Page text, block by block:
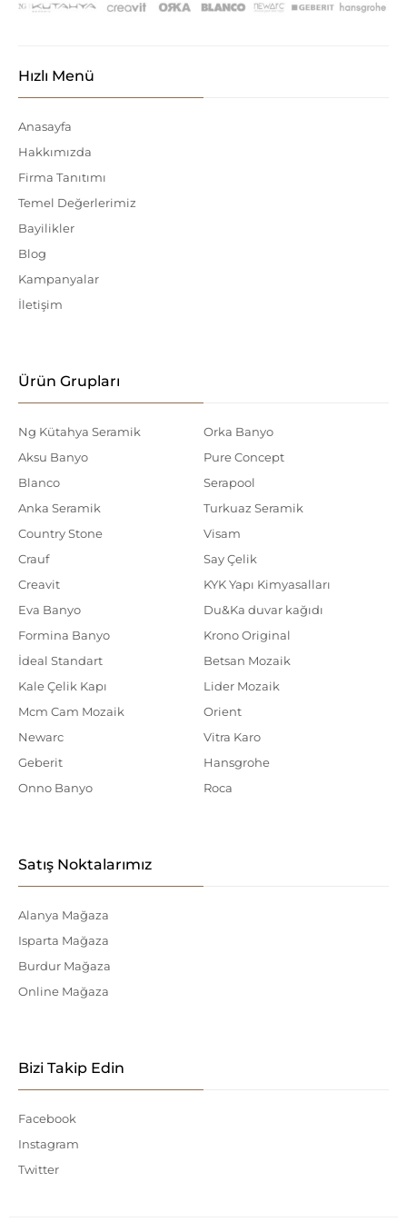
Hızlı Menü
Anasayfa
Hakkımızda
Firma Tanıtımı
Temel Değerlerimiz
Bayilikler
Blog
Kampanyalar
İletişim
Ürün Grupları
Ng Kütahya Seramik
Aksu Banyo
Blanco
Anka Seramik
Country Stone
Crauf
Creavit
Eva Banyo
Formina Banyo
İdeal Standart
Kale Çelik Kapı
Mcm Cam Mozaik
Newarc
Geberit
Onno Banyo
Orka Banyo
Pure Concept
Serapool
Turkuaz Seramik
Visam
Say Çelik
KYK Yapı Kimyasalları
Du&Ka duvar kağıdı
Krono Original
Betsan Mozaik
Lider Mozaik
Orient
Vitra Karo
Hansgrohe
Roca
Satış Noktalarımız
Alanya Mağaza
Isparta Mağaza
Burdur Mağaza
Online Mağaza
Bizi Takip Edin
Facebook
Instagram
Twitter